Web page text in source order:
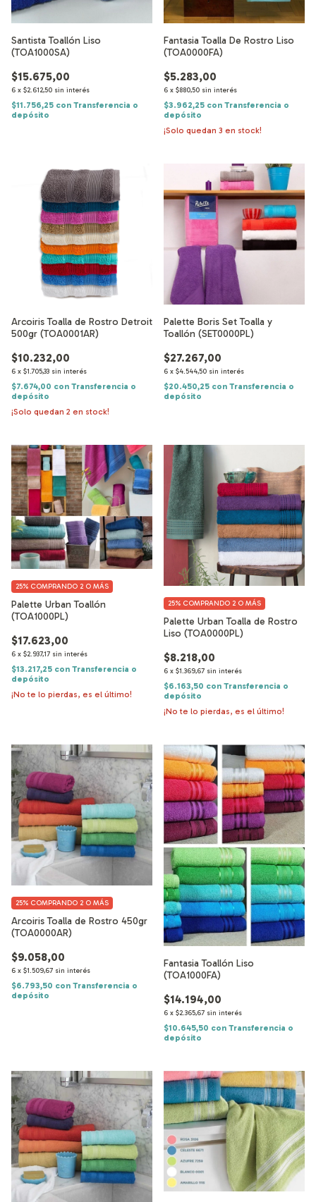
Santista Toallón Liso
(TOA1000SA)
$15.675,00
6 x $2.612,50 sin interés
$11.756,25 con Transferencia o
depósito
Fantasia Toalla De Rostro Liso
(TOA0000FA)
$5.283,00
6 x $880,50 sin interés
$3.962,25 con Transferencia o
depósito
¡Solo quedan 3 en stock!
Arcoiris Toalla de Rostro Detroit
500gr (TOA0001AR)
$10.232,00
6 x $1.705,33 sin interés
$7.674,00 con Transferencia o
depósito
¡Solo quedan 2 en stock!
Palette Boris Set Toalla y
Toallón (SET0000PL)
$27.267,00
6 x $4.544,50 sin interés
$20.450,25 con Transferencia o
depósito
Palette Urban Toallón
(TOA1000PL)
$17.623,00
6 x $2.937,17 sin interés
25% COMPRANDO 2 O MÁS
$13.217,25 con Transferencia o
depósito
¡No te lo pierdas, es el último!
Palette Urban Toalla de Rostro
Liso (TOA0000PL)
$8.218,00
6 x $1.369,67 sin interés
25% COMPRANDO 2 O MÁS
$6.163,50 con Transferencia o
depósito
¡No te lo pierdas, es el último!
Arcoiris Toalla de Rostro 450gr
(TOA0000AR)
$9.058,00
6 x $1.509,67 sin interés
25% COMPRANDO 2 O MÁS
$6.793,50 con Transferencia o
depósito
Fantasia Toallón Liso
(TOA1000FA)
$14.194,00
6 x $2.365,67 sin interés
$10.645,50 con Transferencia o
depósito